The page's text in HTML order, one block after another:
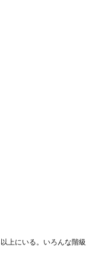
上にいる。いろんな階級